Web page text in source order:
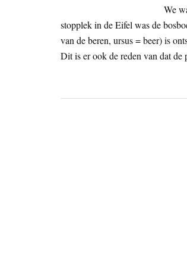
We
stopplek in de Eifel was de
van de beren, ursus = beer) is
Dit is er ook de reden van dat